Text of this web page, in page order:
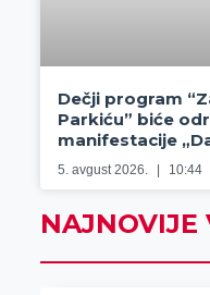
Dečji program
Parkiću” biće
manifestacije
5. avgust 2026. 10:44
NAJNOVIJE